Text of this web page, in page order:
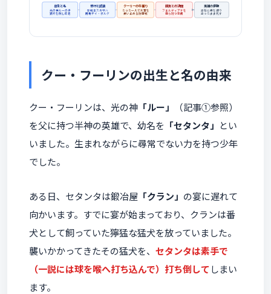
出生と名
光の神ルーの子
猛犬を倒し改名
修行と武装
女戦士スカサハ
魔槍ゲイ・ボルグ
クーリーの牛捕り
たった一人で大軍を
食い止める防衛戦
親友との決闘
フェルディアドを
自ら討つ悲劇
英雄の最期
立石に身を縛り
立ったまま死す
クー・フーリンの出生と名の由来
クー・フーリンは、光の神 「ルー」
（記事①参照）
を父に持つ半神の英雄で、幼名を 「セタンタ」 とい
いました。生まれながらに尋常でない力を持つ少年
でした。
ある日、セタンタは鍛冶屋 「クラン」 の宴に遅れて
向かいます。すでに宴が始まっており、クランは番
犬として飼っていた獰猛な猛犬を放っていました。
襲いかかってきたその猛犬を、 セタンタは素手で
（一説には球を喉へ打ち込んで）打ち倒して しまい
ます。